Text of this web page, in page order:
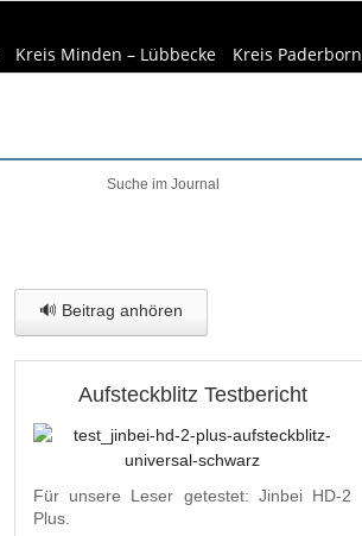
Kreis Minden – Lübbecke Kreis Paderborn
🔊 Beitrag anhören
Aufsteckblitz Testbericht
Für unsere Leser getestet: Jinbei HD-2
Plus.